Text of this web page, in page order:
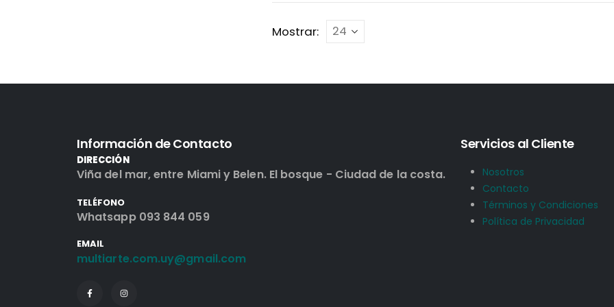
Mostrar:
Información de Contacto
DIRECCIÓN
Viña del mar, entre Miami y Belen. El bosque - Ciudad de la costa.
TELÉFONO
Whatsapp 093 844 059
EMAIL
multiarte.com.uy@gmail.com
Servicios al Cliente
Nosotros
Contacto
Términos y Condiciones
Política de Privacidad